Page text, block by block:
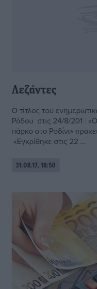
Λεζάντες
Ο τίτλος του
Ρόδου στις 24/8/201 :
πάρκο στο Ροδίνι»
«Εγκρίθηκε στις 22 ...
31.08.17, 18:50